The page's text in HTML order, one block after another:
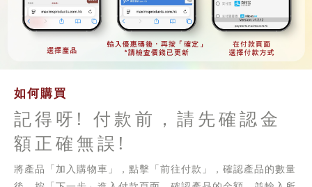
如何購買
記得呀! 付款前，請先確認金
額正確無誤!
將產品「加入購物車」，點擊「前往付款」，確認產品的數量